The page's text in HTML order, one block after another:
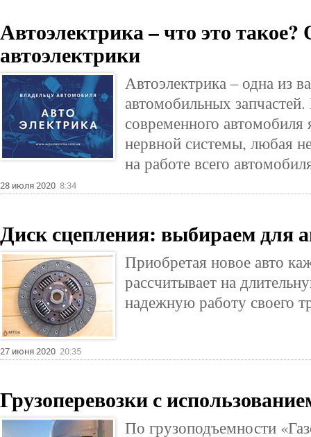
Автоэлектрика – что это
автоэлектрики
Автоэлектрика – одна из
автомобильных
современного автомобиля
нервной системы, любая
на работе всего
28 июля 2020 8:34
Диск сцепления: выбираем для
Приобретая новое авто
рассчитывает на
надежную работу своего
27 июня 2020 20:35
Грузоперевозки с
По грузоподъемности